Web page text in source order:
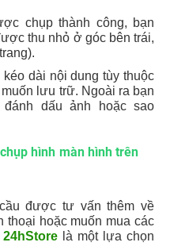
chụp hình màn hình trên
được tư vấn thêm về
thoại hoặc muốn mua các
24hStore là một lựa chọn
cấp các dòng điện
iPhonechính hãng với
áp dụng những chính
dẫn, tặng nhiều quà tặng
vụ của chúng tôi. Công ty